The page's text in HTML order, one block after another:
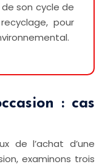
son cycle de
pour
: cas
de l’achat d’une
examinons trois